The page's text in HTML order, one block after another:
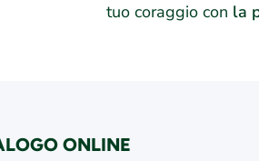
tuo coraggio con la
ONLINE